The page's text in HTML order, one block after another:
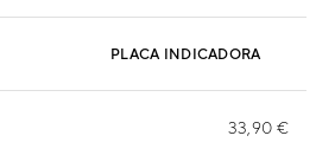
PLACA INDICADORA
33,90 €